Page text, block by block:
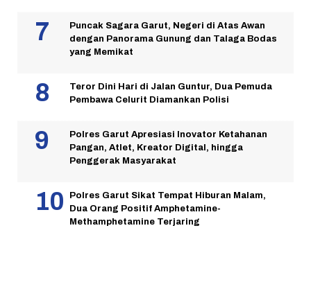
Puncak Sagara Garut, Negeri di Atas Awan
dengan Panorama Gunung dan Talaga Bodas
yang Memikat
Teror Dini Hari di Jalan Guntur, Dua Pemuda
Pembawa Celurit Diamankan Polisi
Polres Garut Apresiasi Inovator Ketahanan
Pangan, Atlet, Kreator Digital, hingga
Penggerak Masyarakat
Polres Garut Sikat Tempat Hiburan Malam,
Dua Orang Positif Amphetamine-
Methamphetamine Terjaring